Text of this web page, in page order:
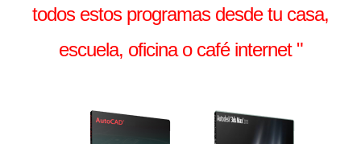
todos estos programas desde tu casa,
escuela, oficina o café internet "